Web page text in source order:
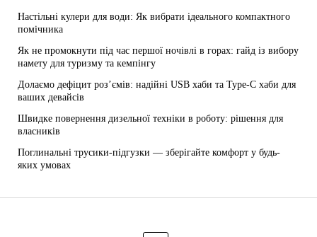
Настільні кулери для води: Як вибрати ідеального компактного
помічника
Як не промокнути під час першої ночівлі в горах: гайд із вибору
намету для туризму та кемпінгу
Долаємо дефіцит роз’ємів: надійні USB хаби та Type-C хаби для
ваших девайсів
Швидке повернення дизельної техніки в роботу: рішення для
власників
Поглинальні трусики-підгузки — зберігайте комфорт у будь-
яких умовах